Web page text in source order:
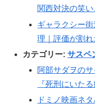
関西対決の笑
ギャラクシー
理｜評価が割
カテゴリー:サスペ
阿部サダヲの
『死刑にいた
ドミノ映画ネ